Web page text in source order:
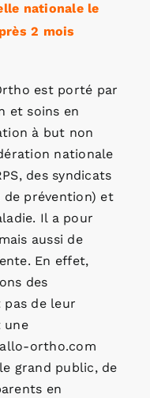
nationale le
2 mois
est porté par
et soins en
à but non
nationale
des syndicats
de prévention) et
Il a pour
aussi de
En effet,
des
de leur
une
ortho.com
grand public, de
en